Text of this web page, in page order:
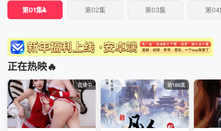
第01集 第02集 第03集 第04
正在热映🔥
直播中 第186集